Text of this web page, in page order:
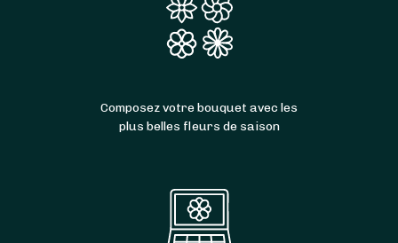
Composez votre bouquet avec les
plus belles fleurs de saison